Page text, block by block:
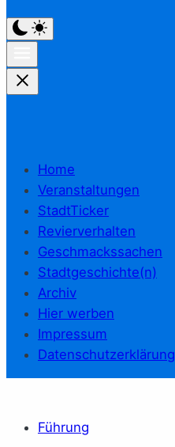
Home
Veranstaltungen
StadtTicker
Revierverhalten
Geschmackssachen
Stadtgeschichte(n)
Archiv
Hier werben
Impressum
Datenschutzerklärung
Führung